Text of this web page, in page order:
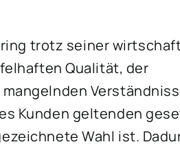
trotz seiner
Qualität, der
Kunden geltenden
Wahl ist.